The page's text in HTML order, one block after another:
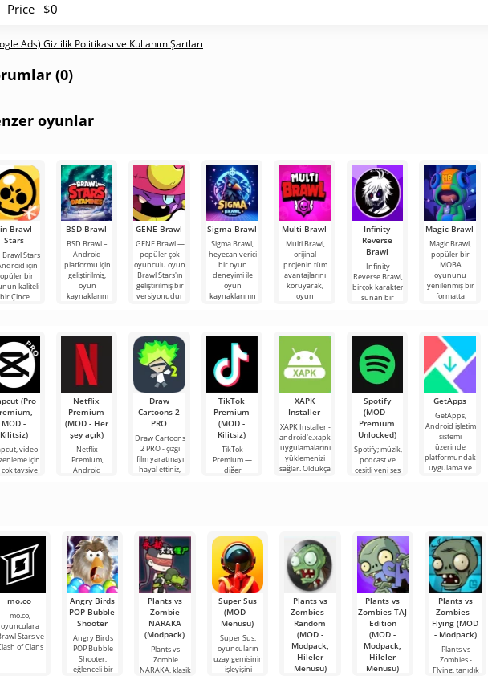
Price $0
Ads) Gizlilik Politikası ve Kullanım Şartları
(0)
oyunlar
Brawl
Stars
Brawl Stars
için
bir
kaliteli
bir Çince
BSD Brawl
BSD Brawl –
Android
platformu için
geliştirilmiş,
oyun
kaynaklarını
GENE Brawl
GENE Brawl —
popüler çok
oyunculu oyun
Brawl Stars'ın
geliştirilmiş bir
versiyonudur
Sigma Brawl
Sigma Brawl,
heyecan verici
bir oyun
deneyimi ile
oyun
kaynaklarının
Multi Brawl
Multi Brawl,
orijinal
projenin tüm
avantajlarını
koruyarak,
oyun
Infinity
Reverse
Brawl
Infinity
Reverse Brawl,
birçok karakter
sunan bir
da dahil olmak
üzere
Magic Brawl
Magic Brawl,
popüler bir
MOBA
oyununu
yenilenmiş bir
formatta
(Pro
MOD -
Kilitsiz)
video
için
çok tavsiye
Netflix
Premium
(MOD - Her
şey açık)
Netflix
Premium,
Android
Draw
Cartoons 2
PRO
Draw Cartoons
2 PRO - çizgi
film yaratmayı
hayal ettiniz,
TikTok
Premium
(MOD -
Kilitsiz)
TikTok
Premium —
diğer
sağlayan
XAPK
Installer
XAPK Installer -
android'e.xapk
uygulamalarını
yüklemenizi
sağlar. Oldukça
Spotify
(MOD -
Premium
Unlocked)
Spotify; müzik,
podcast ve
çeşitli yeni ses
GetApps
GetApps,
Android işletim
sistemi
üzerinde
platformundaki
uygulama ve
mo.co
mo.co,
oyunculara
Stars ve
of Clans
Angry Birds
POP Bubble
Shooter
Angry Birds
POP Bubble
Shooter,
eğlenceli bir
Plants vs
Zombie
NARAKA
(Modpack)
Plants vs
Zombie
NARAKA, klasik
Super Sus
(MOD -
Menüsü)
Super Sus,
oyuncuların
uzay gemisinin
işleyişini
Plants vs
Zombies -
Random
(MOD -
Modpack,
Hileler
Menüsü)
Plants vs
Zombies TAJ
Edition
(MOD -
Modpack,
Hileler
Menüsü)
Plants vs
Zombies -
Flying (MOD
- Modpack)
Plants vs
Zombies -
Flying, tanıdık